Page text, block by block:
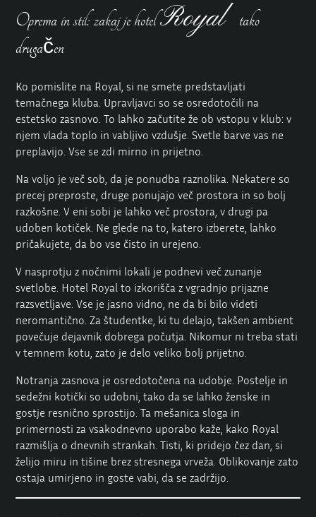
Oprema in stil: zakaj je hotelRoyal
tako
drugačen
Ko pomislite na Royal, si ne smete predstavljati
temačnega kluba. Upravljavci so se osredotočili na
estetsko zasnovo. To lahko začutite že ob vstopu v klub: v
njem vlada toplo in vabljivo vzdušje. Svetle barve vas ne
preplavijo. Vse se zdi mirno in prijetno.
Na voljo je več sob, da je ponudba raznolika. Nekatere so
precej preproste, druge ponujajo več prostora in so bolj
razkošne. V eni sobi je lahko več prostora, v drugi pa
udoben kotiček. Ne glede na to, katero izberete, lahko
pričakujete, da bo vse čisto in urejeno.
V nasprotju z nočnimi lokali je podnevi več zunanje
svetlobe. Hotel Royal to izkorišča z vgradnjo prijazne
razsvetljave. Vse je jasno vidno, ne da bi bilo videti
neromantično. Za študentke, ki tu delajo, takšen ambient
povečuje dejavnik dobrega počutja. Nikomur ni treba stati
v temnem kotu, zato je delo veliko bolj prijetno.
Notranja zasnova je osredotočena na udobje. Postelje in
sedežni kotički so udobni, tako da se lahko ženske in
gostje resnično sprostijo. Ta mešanica sloga in
primernosti za vsakodnevno uporabo kaže, kako Royal
razmišlja o dnevnih strankah. Tisti, ki pridejo čez dan, si
želijo miru in tišine brez stresnega vrveža. Oblikovanje zato
ostaja umirjeno in goste vabi, da se zadržijo.